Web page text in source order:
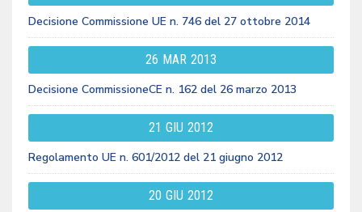
Decisione Commissione UE n. 746 del 27 ottobre 2014
26 MAR 2013
Decisione CommissioneCE n. 162 del 26 marzo 2013
21 GIU 2012
Regolamento UE n. 601/2012 del 21 giugno 2012
20 GIU 2012